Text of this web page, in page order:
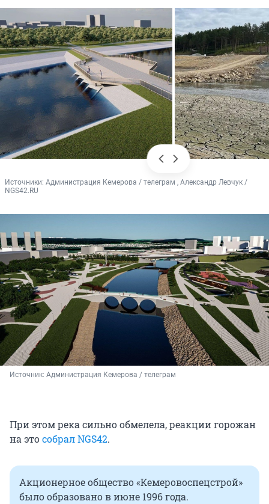
Источники: Администрация Кемерова / телеграм , Александр Левчук /
NGS42.RU
Источник: Администрация Кемерова / телеграм
При этом река сильно обмелела, реакции горожан
на этособрал NGS42.
Акционерное общество «Кемеровоспецстрой»
было образовано в июне 1996 года.